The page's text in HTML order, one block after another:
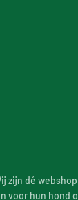
zijn dé
voor hun hond